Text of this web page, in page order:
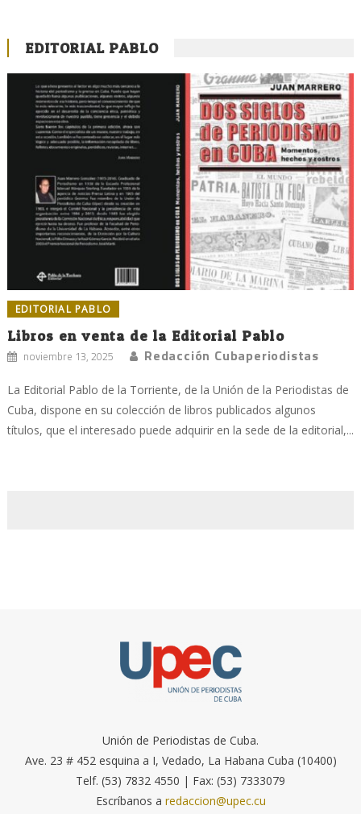
EDITORIAL PABLO
EDITORIAL PABLO
Libros en venta de la Editorial Pablo
noviembre 13, 2025 Redacción Cubaperiodistas
La Editorial Pablo de la Torriente, de la Unión de la Periodistas de
Cuba, dispone en su colección de libros publicados algunos
títulos, que el interesado puede adquirir en la sede de la editorial,...
Unión de Periodistas de Cuba.
Ave. 23 # 452 esquina a I, Vedado, La Habana Cuba (10400)
Telf. (53) 7832 4550 | Fax: (53) 7333079
Escríbanos a redaccion@upec.cu